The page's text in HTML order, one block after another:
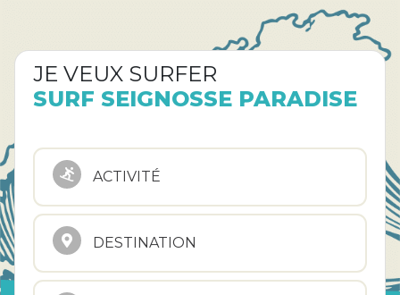
JE VEUX SURFER
SURF SEIGNOSSE PARADISE
ACTIVITÉ
DESTINATION